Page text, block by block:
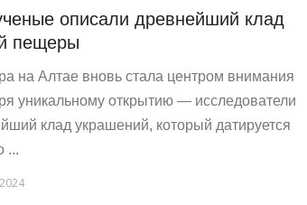
описали древнейший клад
пещеры
на Алтае вновь стала центром внимания
уникальному открытию — исследователи
клад украшений, который датируется
...